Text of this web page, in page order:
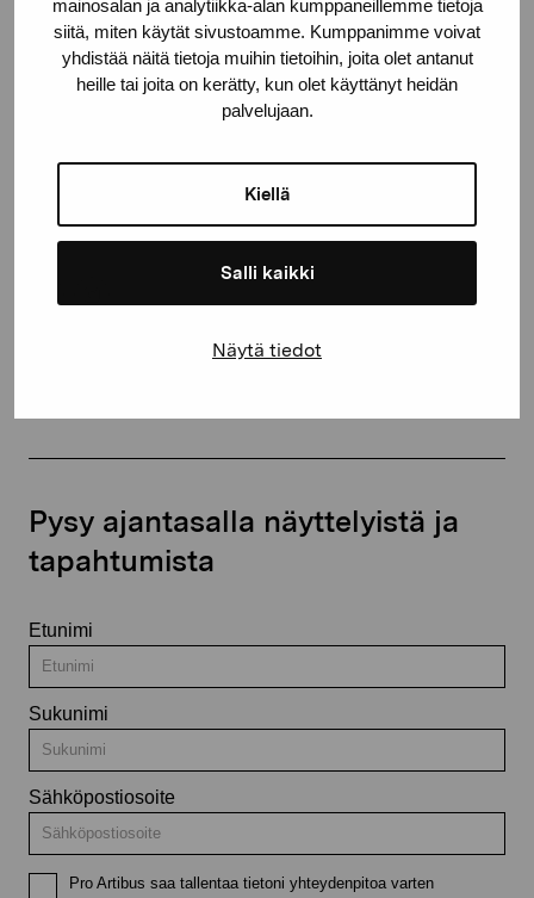
mainosalan ja analytiikka-alan kumppaneillemme tietoja
siitä, miten käytät sivustoamme. Kumppanimme voivat
yhdistää näitä tietoja muihin tietoihin, joita olet antanut
heille tai joita on kerätty, kun olet käyttänyt heidän
palvelujaan.
Kiellä
Salli kaikki
Näytä tiedot
Pro Artibus -säätiö
10600 Tammisaari
+358 (0)50 371 6339
Pysy ajantasalla näyttelyistä ja
tapahtumista
Etunimi
Sukunimi
Sähköpostiosoite
Pro Artibus saa tallentaa tietoni yhteydenpitoa varten